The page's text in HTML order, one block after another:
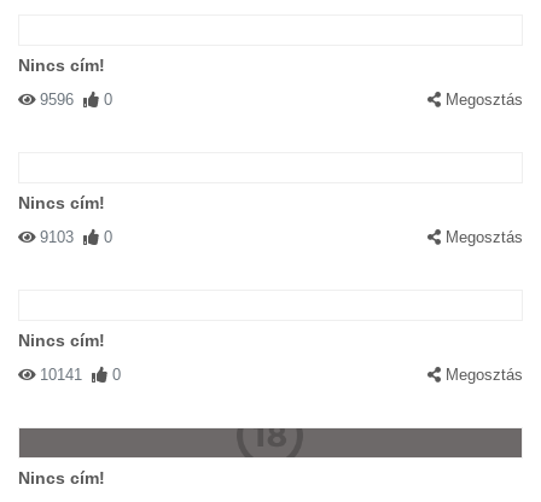
Nincs cím!
9596 0 Megosztás
Nincs cím!
9103 0 Megosztás
Nincs cím!
10141 0 Megosztás
Nincs cím!